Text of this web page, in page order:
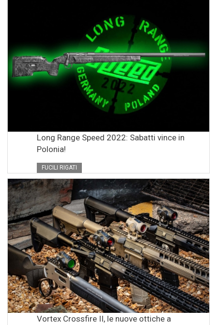
Long Range Speed 2022: Sabatti vince in
Polonia!
FUCILI RIGATI
Vortex Crossfire II, le nuove ottiche a